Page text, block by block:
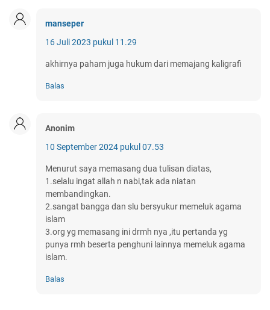
manseper
16 Juli 2023 pukul 11.29
akhirnya paham juga hukum dari memajang kaligrafi
Balas
Anonim
10 September 2024 pukul 07.53
Menurut saya memasang dua tulisan diatas,
1.selalu ingat allah n nabi,tak ada niatan
membandingkan.
2.sangat bangga dan slu bersyukur memeluk agama
islam
3.org yg memasang ini drmh nya ,itu pertanda yg
punya rmh beserta penghuni lainnya memeluk agama
islam.
Balas